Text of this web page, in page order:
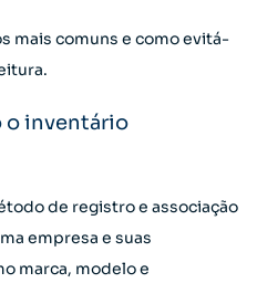
mais comuns e como evitá-
o inventário
de registro e associação
empresa e suas
marca, modelo e